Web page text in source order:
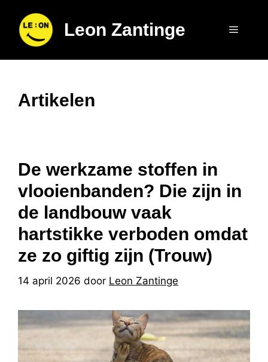
naar
Leon Zantinge Menu
Artikelen
De werkzame stoffen in
vlooienbanden? Die zijn in
de landbouw vaak
hartstikke verboden omdat
ze zo giftig zijn (Trouw)
14 april 2026 door Leon Zantinge